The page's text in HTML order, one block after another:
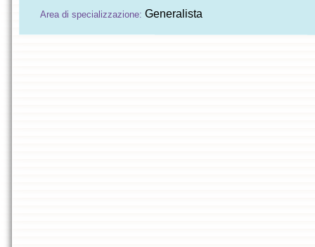
Area di specializzazione: Generalista